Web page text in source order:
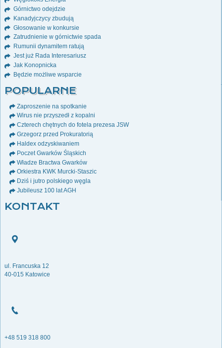
Górnictwo odejdzie
Kanadyjczycy zbudują
Głosowanie w konkursie
Zatrudnienie w górnictwie spada
Rumunii dynamitem ratują
Jest już Rada Interesariusz
Jak Konopnicka
Będzie możliwe wsparcie
POPULARNE
Zaproszenie na spotkanie
Wirus nie przyszedł z kopalni
Czterech chętnych do fotela prezesa JSW
Grzegorz przed Prokuratorią
Haldex odzyskiwaniem
Poczet Gwarków Śląskich
Władze Bractwa Gwarków
Orkiestra KWK Murcki-Staszic
Dziś i jutro polskiego węgla
Jubileusz 100 lat AGH
KONTAKT
ul. Francuska 12
40-015 Katowice
+48 519 318 800